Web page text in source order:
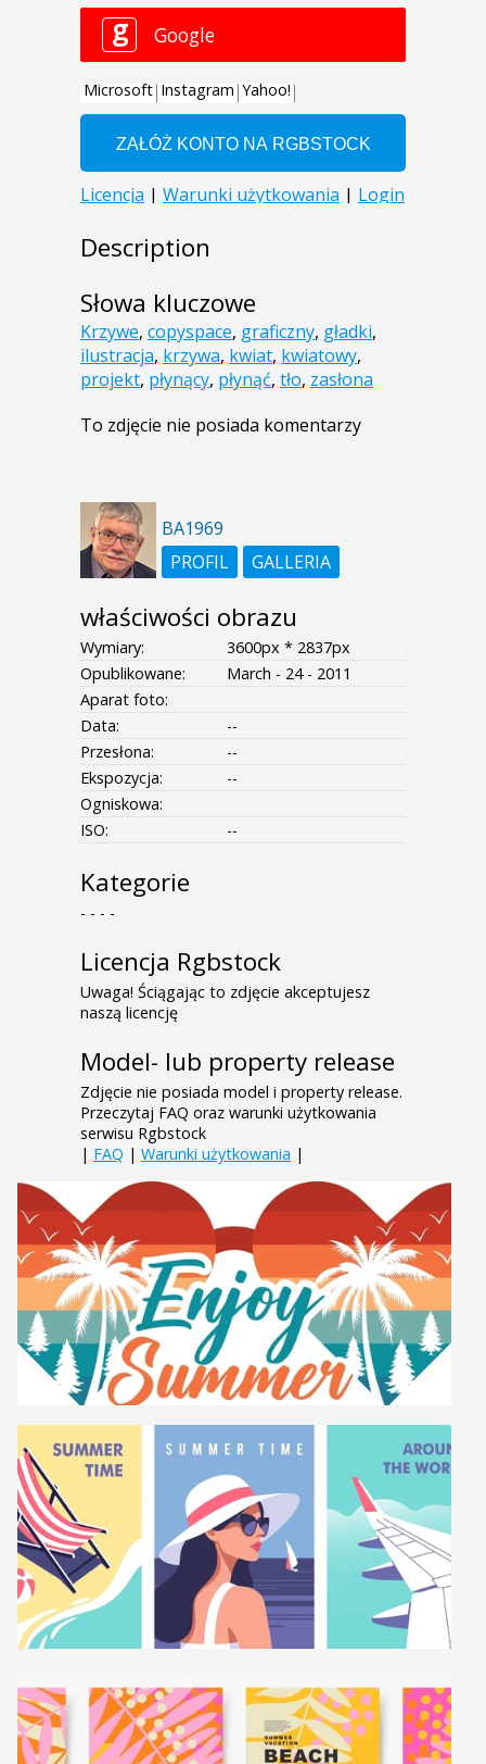
Description
Słowa kluczowe
Krzywe, copyspace, graficzny, gładki,
ilustracja, krzywa, kwiat, kwiatowy,
projekt, płynący, płynąć, tło, zasłona
To zdjęcie nie posiada komentarzy
BA1969
PROFIL
GALLERIA
właściwości obrazu
Wymiary:
3600px * 2837px
Opublikowane:
March - 24 - 2011
Aparat foto:
Data:
--
Przesłona:
--
Ekspozycja:
--
Ogniskowa:
ISO:
--
Kategorie
- - - -
Licencja Rgbstock
Uwaga! Ściągając to zdjęcie akceptujesz
naszą licencję
Model- lub property release
Zdjęcie nie posiada model i property release.
Przeczytaj FAQ oraz warunki użytkowania
serwisu Rgbstock
| FAQ | Warunki użytkowania |